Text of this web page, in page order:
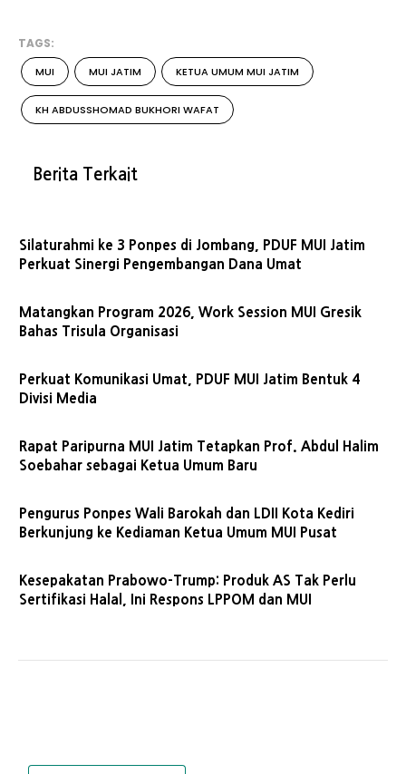
TAGS:
MUI MUI JATIM KETUA UMUM MUI JATIM
KH ABDUSSHOMAD BUKHORI WAFAT
Berita Terkait
Silaturahmi ke 3 Ponpes di Jombang, PDUF MUI Jatim
Perkuat Sinergi Pengembangan Dana Umat
Matangkan Program 2026, Work Session MUI Gresik
Bahas Trisula Organisasi
Perkuat Komunikasi Umat, PDUF MUI Jatim Bentuk 4
Divisi Media
Rapat Paripurna MUI Jatim Tetapkan Prof. Abdul Halim
Soebahar sebagai Ketua Umum Baru
Pengurus Ponpes Wali Barokah dan LDII Kota Kediri
Berkunjung ke Kediaman Ketua Umum MUI Pusat
Kesepakatan Prabowo-Trump: Produk AS Tak Perlu
Sertifikasi Halal, Ini Respons LPPOM dan MUI